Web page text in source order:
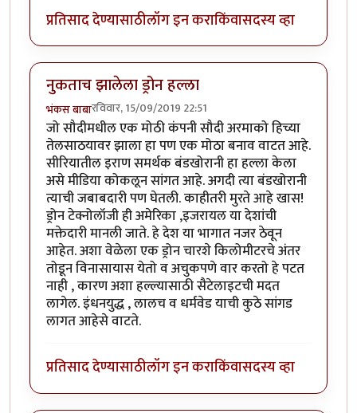
प्रतिसाद देण्यासाठीलॉग इन कराकिंवासदस्य व्हा
नुकताच झालेला ड्रोन हल्ला
भंकस बाबारविवार, 15/09/2019 22:51
जो सौदीमधील एक मोठी कंपनी सौदी अरमाको हिच्या
तेलसाठयावर झाला हा पण एक मोठा बनाव वाटत आहे.
सीरियातील इराण समर्थक बंडखोरानी हा हल्ला केला
असे मीडिया कोकलून सांगत आहे. अगदी त्या बंडखोरानी
त्याची जबाबदारी पण घेतली. काहीतरी मुरते आहे खास!
ड्रोन टेक्नोलॉजी ही अमेरिका ,इजरायल या देशांची
मक्तेदारी मानली जाते. हे देश या भागात नजर ठेवून
आहेत. अशा वेळेला एक ड्रोन चारशे किलोमीटरचे अंतर
तोडून विनासायास येतो व अचुकपणे वार करतो हे पटत
नाही , कारण अशा हल्ल्यासाठी सैटेलाइटची मदत
लागेल. इंधनयुद्ध , लालच व धर्मवेड याची कुठे सांगड
लागत आहेसे वाटते.
प्रतिसाद देण्यासाठीलॉग इन कराकिंवासदस्य व्हा